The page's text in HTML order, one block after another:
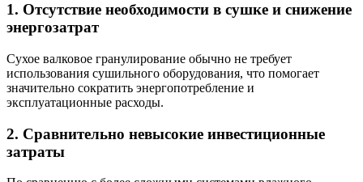
1. Отсутствие необходимости в сушке и снижение
энергозатрат
Сухое валковое гранулирование обычно не требует
использования сушильного оборудования, что помогает
значительно сократить энергопотребление и
эксплуатационные расходы.
2. Сравнительно невысокие инвестиционные
затраты